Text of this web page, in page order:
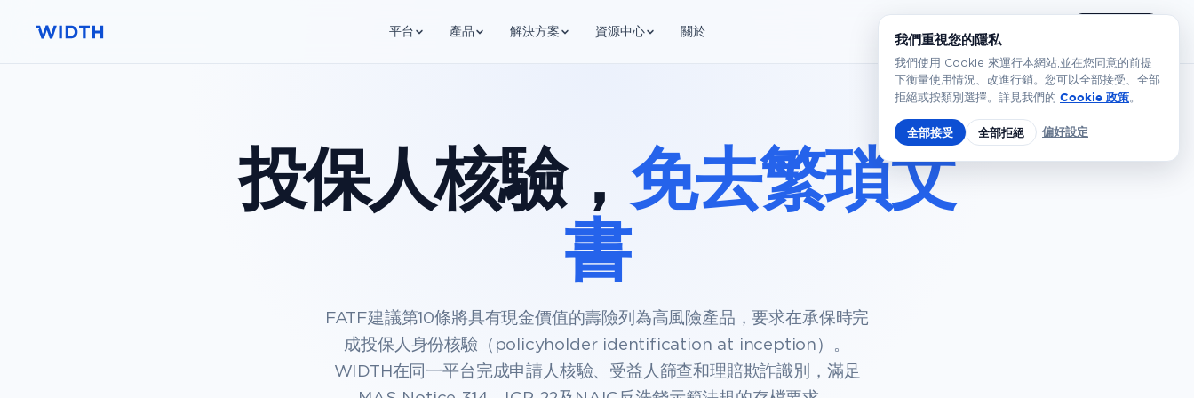
平台 產品 解決方案 資源中心 關於
投保人核驗， 免去繁瑣文
書
FATF建議第10條將具有現金價值的壽險列為高風險產品，要求在承保時完
成投保人身份核驗（policyholder identification at inception）。
WIDTH在同一平台完成申請人核驗、受益人篩查和理賠欺詐識別，滿足
我們重視您的隱私
我們使用 Cookie 來運行本網站,並在您同意的前提
下衡量使用情況、改進行銷。您可以全部接受、全部
拒絕或按類別選擇。詳見我們的 Cookie 政策。
全部接受 全部拒絕 偏好設定